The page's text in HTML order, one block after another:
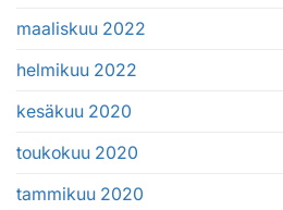
maaliskuu 2022
helmikuu 2022
kesäkuu 2020
toukokuu 2020
tammikuu 2020